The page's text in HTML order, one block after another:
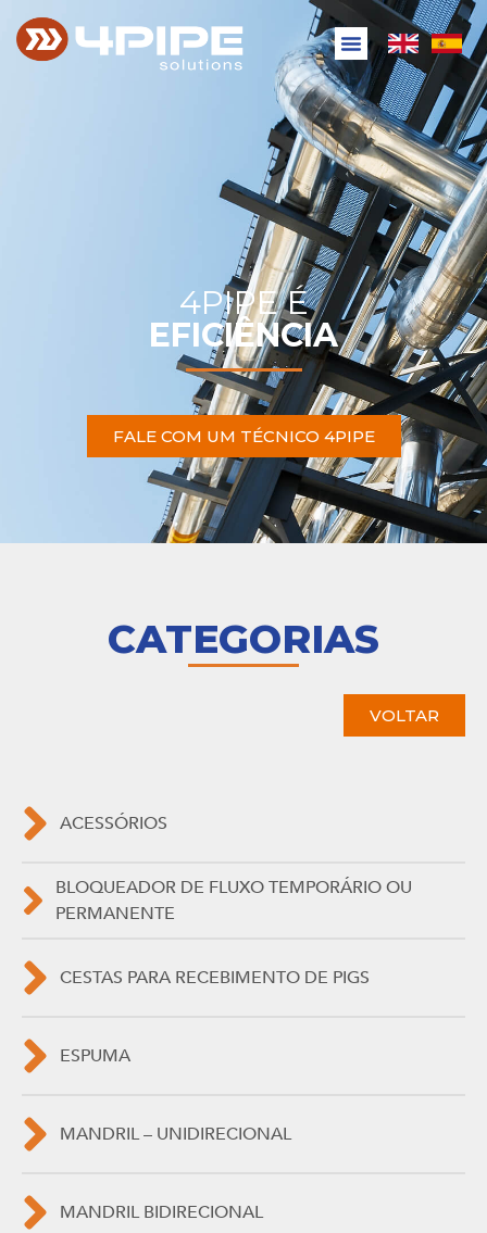
4PIPE É
EFICIÊNCIA
FALE COM UM TÉCNICO 4PIPE
CATEGORIAS
VOLTAR
ACESSÓRIOS
BLOQUEADOR DE FLUXO TEMPORÁRIO OU
PERMANENTE
CESTAS PARA RECEBIMENTO DE PIGS
ESPUMA
MANDRIL – UNIDIRECIONAL
MANDRIL BIDIRECIONAL